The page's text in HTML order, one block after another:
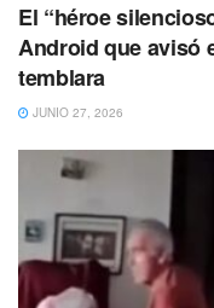
El “héroe
Android que avisó
temblara
JUNIO 27, 2026